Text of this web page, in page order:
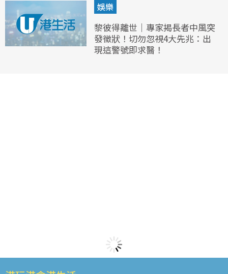
娛樂
黎彼得離世｜專家揭長者中風突
發徵狀！切勿忽視4大先兆：出
現這警號即求醫！